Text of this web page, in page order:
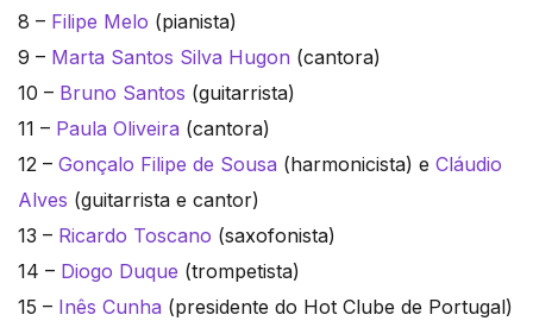
8 – Filipe Melo (pianista)
9 – Marta Santos Silva Hugon (cantora)
10 – Bruno Santos (guitarrista)
11 – Paula Oliveira (cantora)
12 – Gonçalo Filipe de Sousa (harmonicista) e Cláudio
Alves (guitarrista e cantor)
13 – Ricardo Toscano (saxofonista)
14 – Diogo Duque (trompetista)
15 – Inês Cunha (presidente do Hot Clube de Portugal)